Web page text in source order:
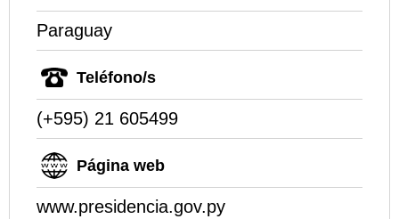
Paraguay
Teléfono/s
(+595) 21 605499
Página web
www.presidencia.gov.py